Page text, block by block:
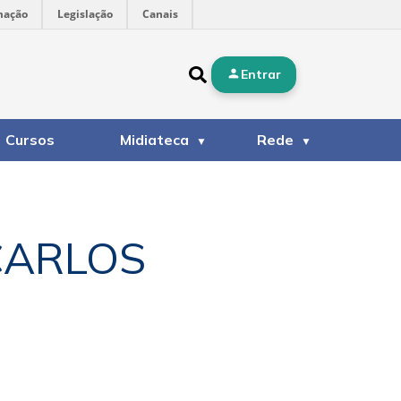
Legislação Canais
Entrar
Cursos Midiateca Rede